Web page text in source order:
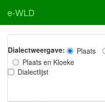
e-WLD
Dialectweergave: Plaats
Plaats en Kloeke
Dialectlijst